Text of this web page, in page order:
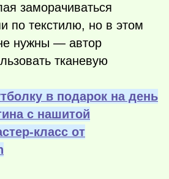
заморачиваться
по текстилю, но в этом
нужны — автор
тканевую
в подарок на день
с нашитой
класс от